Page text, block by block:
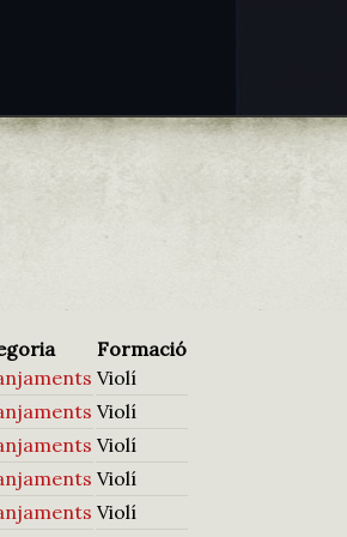
Formació
Violí
Violí
Violí
Violí
Violí